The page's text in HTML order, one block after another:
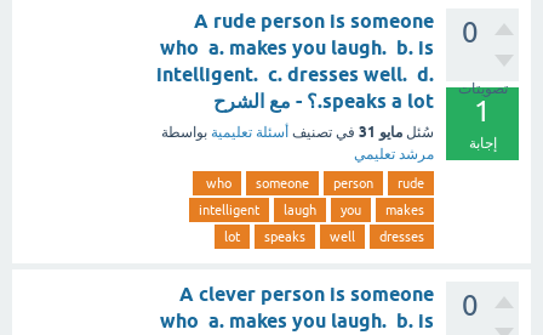
0
تصويتات
1
إجابة
A rude person is someone
who a. makes you laugh. b. is
intelligent. c. dresses well. d.
speaks a lot.؟ - مع الشرح
سُئل مايو 31 في تصنيف أسئلة تعليمية بواسطة
مرشد تعليمي
rude
person
someone
who
makes
you
laugh
intelligent
dresses
well
speaks
lot
0
A clever person is someone
who a. makes you laugh. b. is